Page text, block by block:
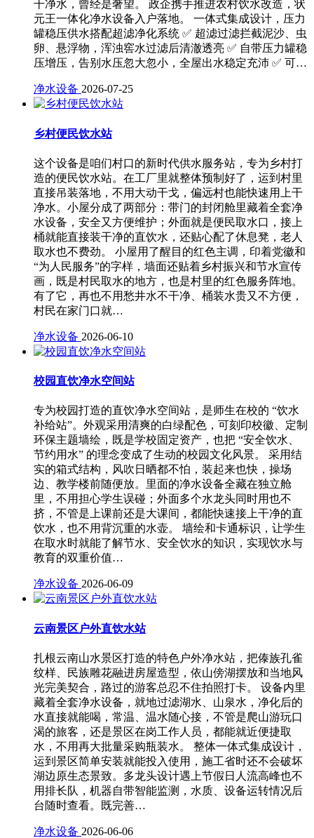
干净水，曾经是奢望。 政企携手推进农村饮水改造，状
元王一体化净水设备入户落地。 一体式集成设计，压力
罐稳压供水搭配超滤净化系统 ✅ 超滤过滤拦截泥沙、虫
卵、悬浮物，浑浊窖水过滤后清澈透亮 ✅ 自带压力罐稳
压增压，告别水压忽大忽小，全屋出水稳定充沛 ✅ 可…
净水设备 2026-07-25
乡村便民饮水站
这个设备是咱们村口的新时代供水服务站，专为乡村打
造的便民饮水站。在工厂里就整体预制好了，运到村里
直接吊装落地，不用大动干戈，偏远村也能快速用上干
净水。小屋分成了两部分：带门的封闭舱里藏着全套净
水设备，安全又方便维护；外面就是便民取水口，接上
桶就能直接装干净的直饮水，还贴心配了休息凳，老人
取水也不费劲。 小屋用了醒目的红色主调，印着党徽和
“为人民服务”的字样，墙面还贴着乡村振兴和节水宣传
画，既是村民取水的地方，也是村里的红色服务阵地。
有了它，再也不用愁井水不干净、桶装水贵又不方便，
村民在家门口就…
净水设备 2026-06-10
校园直饮净水空间站
专为校园打造的直饮净水空间站，是师生在校的 “饮水
补给站”。外观采用清爽的白绿配色，可刻印校徽、定制
环保主题墙绘，既是学校固定资产，也把 “安全饮水、
节约用水” 的理念变成了生动的校园文化风景。 采用结
实的箱式结构，风吹日晒都不怕，装起来也快，操场
边、教学楼前随便放。里面的净水设备全藏在独立舱
里，不用担心学生误碰；外面多个水龙头同时用也不
挤，不管是上课前还是大课间，都能快速接上干净的直
饮水，也不用背沉重的水壶。 墙绘和卡通标识，让学生
在取水时就能了解节水、安全饮水的知识，实现饮水与
教育的双重价值…
净水设备 2026-06-09
云南景区户外直饮水站
扎根云南山水景区打造的特色户外净水站，把傣族孔雀
纹样、民族雕花融进房屋造型，依山傍湖摆放和当地风
光完美契合，路过的游客总忍不住拍照打卡。 设备内里
藏着全套净水设备，就地过滤湖水、山泉水，净化后的
水直接就能喝，常温、温水随心接，不管是爬山游玩口
渴的旅客，还是景区在岗工作人员，都能就近便捷取
水，不用再大批量采购瓶装水。 整体一体式集成设计，
运到景区简单安装就能投入使用，施工省时还不会破坏
湖边原生态景致。多龙头设计遇上节假日人流高峰也不
用排长队，机器自带智能监测，水质、设备运转情况后
台随时查看。既完善…
净水设备 2026-06-06